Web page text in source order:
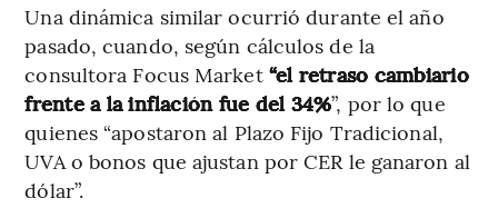
Una dinámica similar ocurrió durante el año
pasado, cuando, según cálculos de la
consultora Focus Market “el retraso cambiario
frente a la inflación fue del 34%”, por lo que
quienes “apostaron al Plazo Fijo Tradicional,
UVA o bonos que ajustan por CER le ganaron al
dólar”.